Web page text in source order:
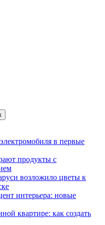
в первые
продукты с
возложило цветы к
интерьера: новые
квартире: как создать